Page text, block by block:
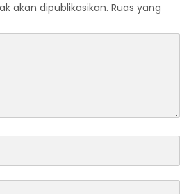
akan dipublikasikan. Ruas yang